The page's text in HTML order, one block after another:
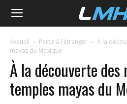
LMHL
Accueil Partir à l'étranger
À la
mayas du Mexique
À la découverte
temples mayas du